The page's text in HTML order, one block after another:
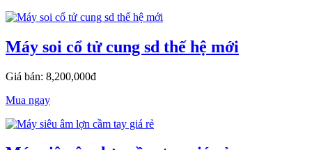
Máy soi cổ tử cung sd thế hệ mới
Giá bán: 8,200,000đ
Mua ngay